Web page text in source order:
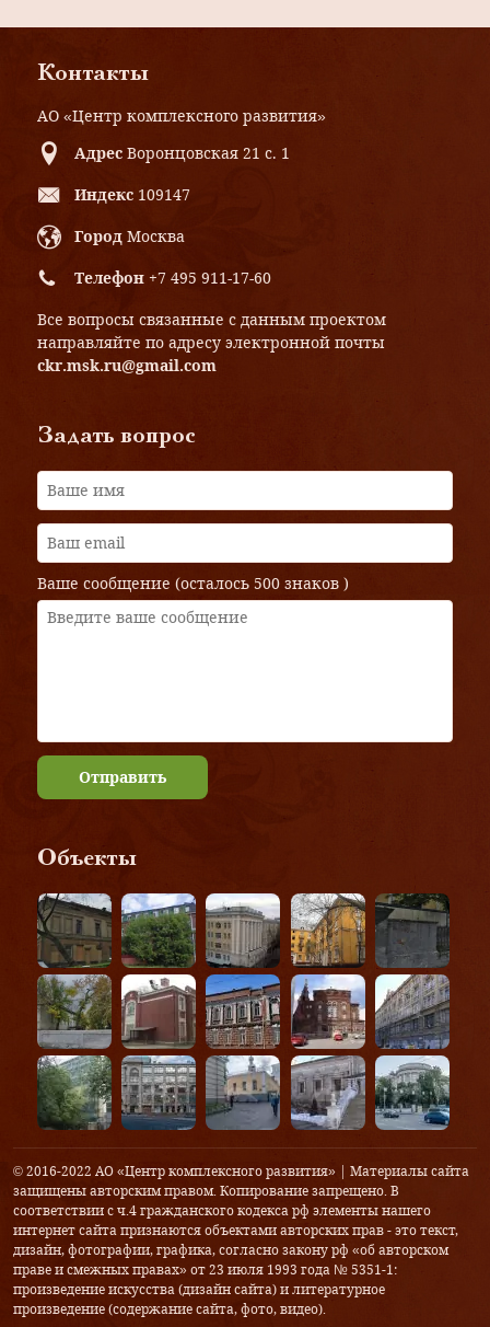
Контакты
АО «Центр комплексного развития»
Адрес Воронцовская 21 с. 1
Индекс 109147
Город Москва
Телефон +7 495 911-17-60
Все вопросы связанные с данным проектом
направляйте по адресу электронной почты
ckr.msk.ru@gmail.com
Задать вопрос
Ваше сообщение (осталось 500 знаков )
Отправить
Объекты
© 2016-2022 АО «Центр комплексного развития» | Материалы сайта
защищены авторским правом. Копирование запрещено. В
соответствии с ч.4 гражданского кодекса рф элементы нашего
интернет сайта признаются объектами авторских прав - это текст,
дизайн, фотографии, графика, согласно закону рф «об авторском
праве и смежных правах» от 23 июля 1993 года № 5351-1:
произведение искусства (дизайн сайта) и литературное
произведение (содержание сайта, фото, видео).